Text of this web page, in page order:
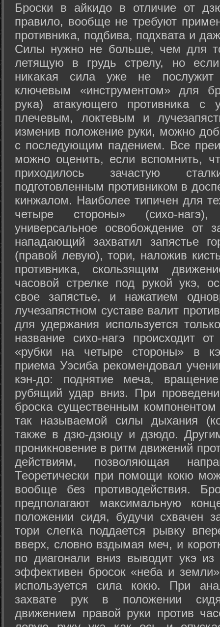
Броски в айкидо в отличие от
правило, вообще не требуют
противника, подбива, подхвата и
Силы нужно не больше, чем для
летящую в грудь стрелу, но
никакая сила уже не
ключевым «инструментом» для
рука) атакующего противника с
плечевым, локтевым и
изменив положение руки, можно
с последующим падением. Все
можно оценить, если вспомнить,
приходилось зачастую
подготовленным противником в
кинжалом. Наиболее типичен для
четыре стороны» (сихо-
универсальное освобождение от
нападающий захватил запястье
(правой левую), тори, наложив
противника, скользящим
часовой стрелке под рукой укэ,
свое запястье, и нажатием
лучезапястном суставе валит
для удержания используется
название сихо-нагэ происходит
«рубки на четыре стороны» в
приема Уэсиба рекомендовал
кэн-до: поднятие меча,
рубящий удар вниз. При
броска существенным компонентом
так называемой силы дыхания
также в дзю-дзюцу и дзюдо.
проникновение в ритм движений
действиям, позволяющая
Теоретически при помощи кокю
вообще без противодействия.
предполагают максимальную
положении сидя, будучи схвачен
тори слегка поддается рывку
вверх, словно вздымая меч, и
по диагонали вниз выводит укэ
эффективен бросок «неба и
используется сила кокю. При
захвате рук в положении
движением правой руки против